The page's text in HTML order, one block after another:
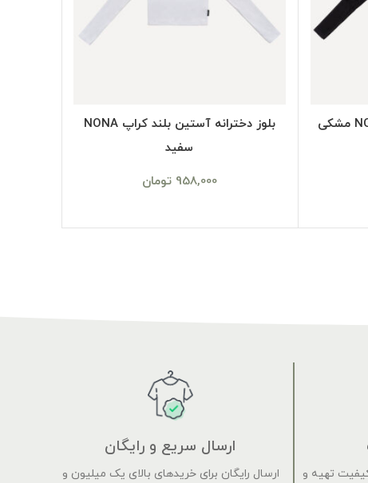
SELECT OPTIONS
بلوز دخترانه آستین بلند کراپ NONA
سفید
958,000 تومان
تهیه و
ارسال سریع و رایگان
ارسال رایگان برای خریدهای بالای یک میلیون و